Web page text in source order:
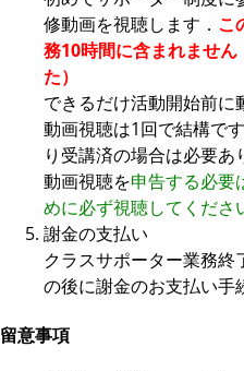
修動画を視聴します． こ
務10時間に含まれませ
た）
できるだけ活動開始前に
動画視聴は1回で結構で
り受講済の場合は必要あ
動画視聴を申告する必要
めに必ず視聴してくださ
謝金の支払い
クラスサポーター業務
の後に謝金のお支払い手
留意事項